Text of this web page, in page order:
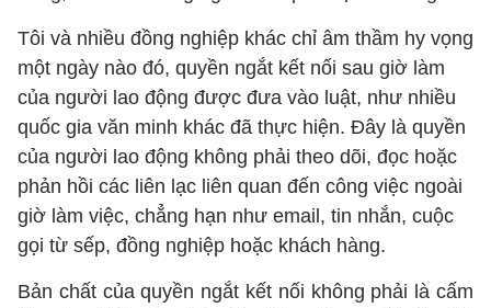
Tôi và nhiều đồng nghiệp khác chỉ âm thầm hy vọng
một ngày nào đó, quyền ngắt kết nối sau giờ làm
của người lao động được đưa vào luật, như nhiều
quốc gia văn minh khác đã thực hiện. Đây là quyền
của người lao động không phải theo dõi, đọc hoặc
phản hồi các liên lạc liên quan đến công việc ngoài
giờ làm việc, chẳng hạn như email, tin nhắn, cuộc
gọi từ sếp, đồng nghiệp hoặc khách hàng.
Bản chất của quyền ngắt kết nối không phải là cấm